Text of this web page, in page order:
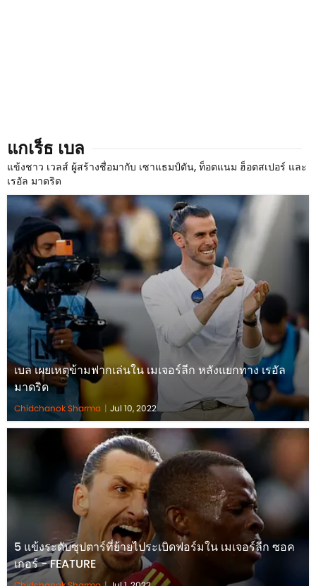
แกเร็ธ เบล
แข้งชาว เวลส์ ผู้สร้างชื่อมากับ เซาแธมป์ตัน, ท็อตแนม ฮ็อตสเปอร์ และ
เรอัล มาดริด
เบล เผยเหตุข้ามฟากเล่นใน เมเจอร์ลีก หลังแยกทาง เรอัล
มาดริด
Chidchanok Sharma | Jul 10, 2022
5 แข้งระดับซุปตาร์ที่ย้ายไประเบิดฟอร์มใน เมเจอร์ลีก ซอค
เกอร์ - FEATURE